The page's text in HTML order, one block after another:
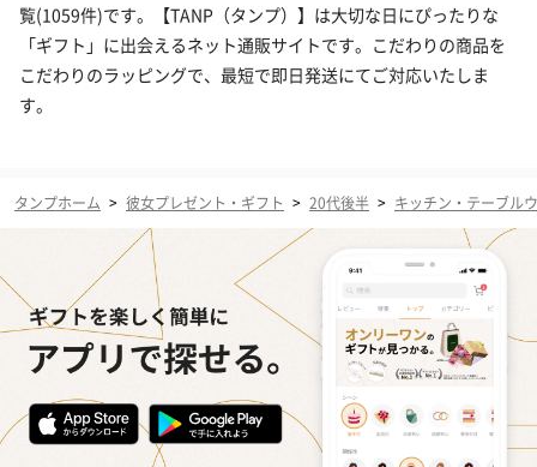
覧(1059件)です。【TANP（タンプ）】は大切な日にぴったりな
「ギフト」に出会えるネット通販サイトです。こだわりの商品を
こだわりのラッピングで、最短で即日発送にてご対応いたしま
す。
タンプホーム > 彼女プレゼント・ギフト > 20代後半 > キッチン・テーブル